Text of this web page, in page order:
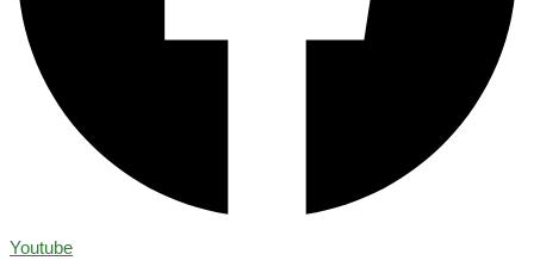
Youtube